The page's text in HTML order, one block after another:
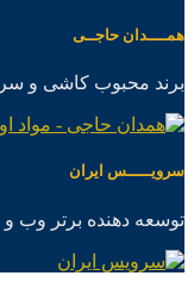
همــــدان حاجــی
برند محبوب کاشی و
سرویـــــس ایران
توسعه دهنده برتر وب و